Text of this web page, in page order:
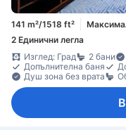
141 m²/1518 ft²
2 Единични легла
Изглед: Град
2 бани
Допълнителна баня
Душ зона без врата